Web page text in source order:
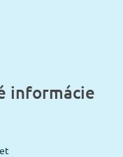
informácie